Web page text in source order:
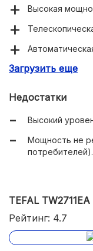
Высокая
Система Dual
Загрузить еще
Недостатки
Высокий
Мощность не
потребителей).
TEFAL TW2711EA
Рейтинг: 4.7